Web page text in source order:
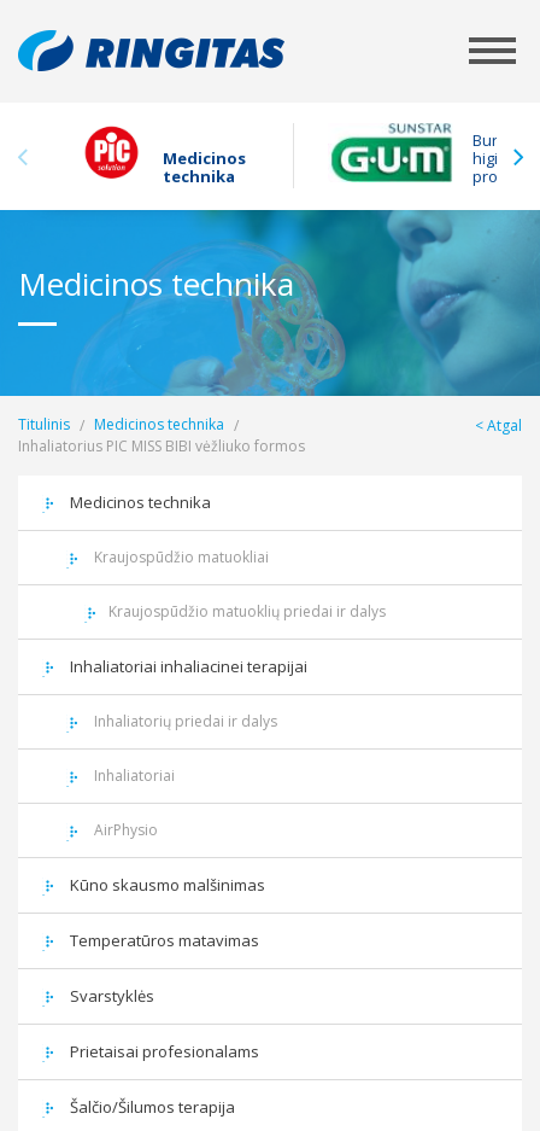
Medicinos
technika
Burnos
higienos
Medicinos technika
Atgal
Titulinis
Medicinos technika
Inhaliatorius PIC MISS BIBI vėžliuko formos
Medicinos technika
Kraujospūdžio matuokliai
Kraujospūdžio matuoklių priedai ir dalys
Inhaliatoriai inhaliacinei terapijai
Inhaliatorių priedai ir dalys
Inhaliatoriai
AirPhysio
Kūno skausmo malšinimas
Temperatūros matavimas
Svarstyklės
Prietaisai profesionalams
Šalčio/Šilumos terapija